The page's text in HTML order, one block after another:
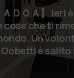
Ieri è successa
cose che ti
di
Fondazione Gobetti